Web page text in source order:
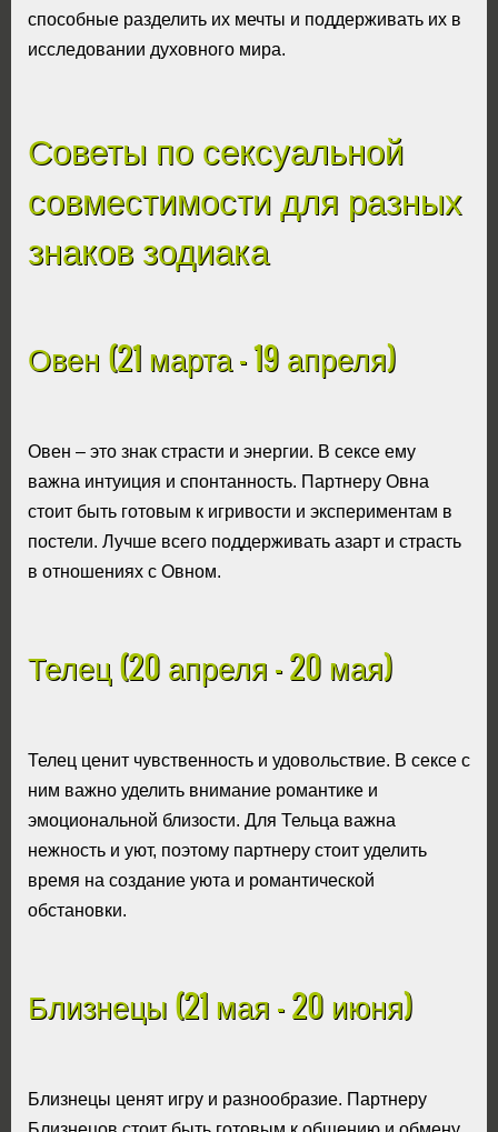
способные разделить их мечты и поддерживать их в
исследовании духовного мира.
Советы по сексуальной
совместимости для разных
знаков зодиака
Овен (21 марта - 19 апреля)
Овен – это знак страсти и энергии. В сексе ему
важна интуиция и спонтанность. Партнеру Овна
стоит быть готовым к игривости и экспериментам в
постели. Лучше всего поддерживать азарт и страсть
в отношениях с Овном.
Телец (20 апреля - 20 мая)
Телец ценит чувственность и удовольствие. В сексе с
ним важно уделить внимание романтике и
эмоциональной близости. Для Тельца важна
нежность и уют, поэтому партнеру стоит уделить
время на создание уюта и романтической
обстановки.
Близнецы (21 мая - 20 июня)
Близнецы ценят игру и разнообразие. Партнеру